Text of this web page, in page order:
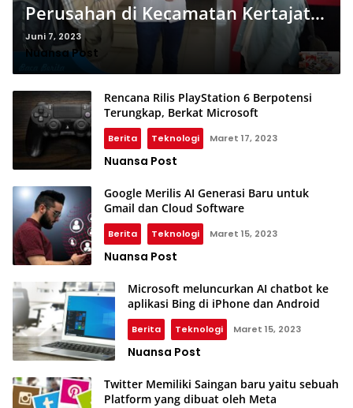
Perusahan di Kecamatan Kertajati
Kabupaten Majalengka Ditutup
Pemerintah
Juni 7, 2023
Nuansa Post
Rencana Rilis PlayStation 6 Berpotensi
Terungkap, Berkat Microsoft
Berita Teknologi Maret 17, 2023
Nuansa Post
Google Merilis AI Generasi Baru untuk
Gmail dan Cloud Software
Berita Teknologi Maret 15, 2023
Nuansa Post
Microsoft meluncurkan AI chatbot ke
aplikasi Bing di iPhone dan Android
Berita Teknologi Maret 15, 2023
Nuansa Post
Twitter Memiliki Saingan baru yaitu sebuah
Platform yang dibuat oleh Meta